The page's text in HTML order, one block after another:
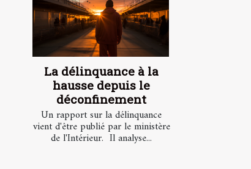
La délinquance à la
hausse depuis le
déconfinement
Un rapport sur la délinquance
vient d'être publié par le ministère
de l'Intérieur. Il analyse...